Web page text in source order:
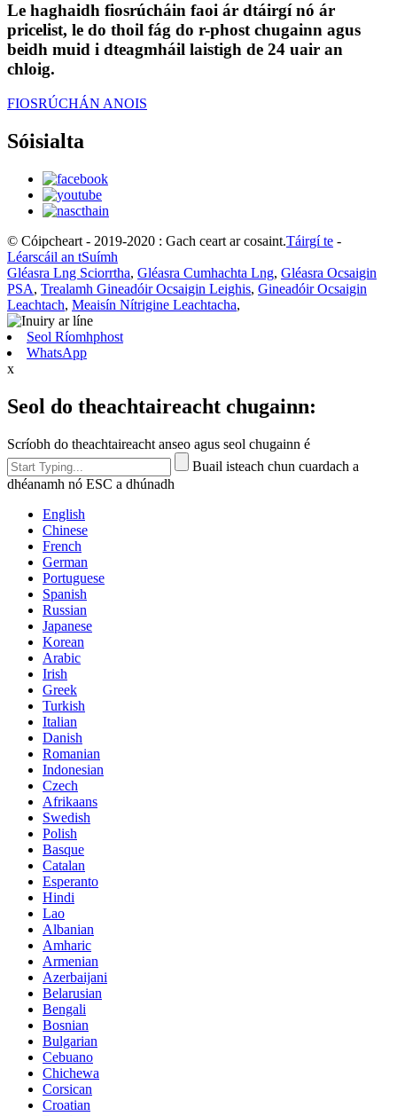
Le haghaidh fiosrúcháin faoi ár dtáirgí nó ár
pricelist, le do thoil fág do r-phost chugainn agus
beidh muid i dteagmháil laistigh de 24 uair an
chloig.
FIOSRÚCHÁN ANOIS
Sóisialta
© Cóipcheart - 2019-2020 : Gach ceart ar cosaint.Táirgí te -
Léarscáil an tSuímh
Gléasra Lng Sciorrtha, Gléasra Cumhachta Lng, Gléasra Ocsaigin
PSA, Trealamh Gineadóir Ocsaigin Leighis, Gineadóir Ocsaigin
Leachtach, Meaisín Nítrigine Leachtacha,
Seol Ríomhphost
WhatsApp
x
Seol do theachtaireacht chugainn:
Scríobh do theachtaireacht anseo agus seol chugainn é
Buail isteach chun cuardach a
dhéanamh nó ESC a dhúnadh
English
Chinese
French
German
Portuguese
Spanish
Russian
Japanese
Korean
Arabic
Irish
Greek
Turkish
Italian
Danish
Romanian
Indonesian
Czech
Afrikaans
Swedish
Polish
Basque
Catalan
Esperanto
Hindi
Lao
Albanian
Amharic
Armenian
Azerbaijani
Belarusian
Bengali
Bosnian
Bulgarian
Cebuano
Chichewa
Corsican
Croatian